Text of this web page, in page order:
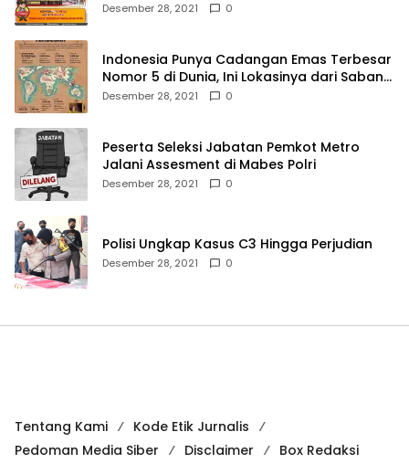
Desember 28, 2021 0
Indonesia Punya Cadangan Emas Terbesar
Nomor 5 di Dunia, Ini Lokasinya dari Sabang
hingga Merauke
Desember 28, 2021 0
Peserta Seleksi Jabatan Pemkot Metro
Jalani Assesment di Mabes Polri
Desember 28, 2021 0
Polisi Ungkap Kasus C3 Hingga Perjudian
Desember 28, 2021 0
Tentang Kami
Kode Etik Jurnalis
Pedoman Media Siber
Disclaimer Box Redaksi